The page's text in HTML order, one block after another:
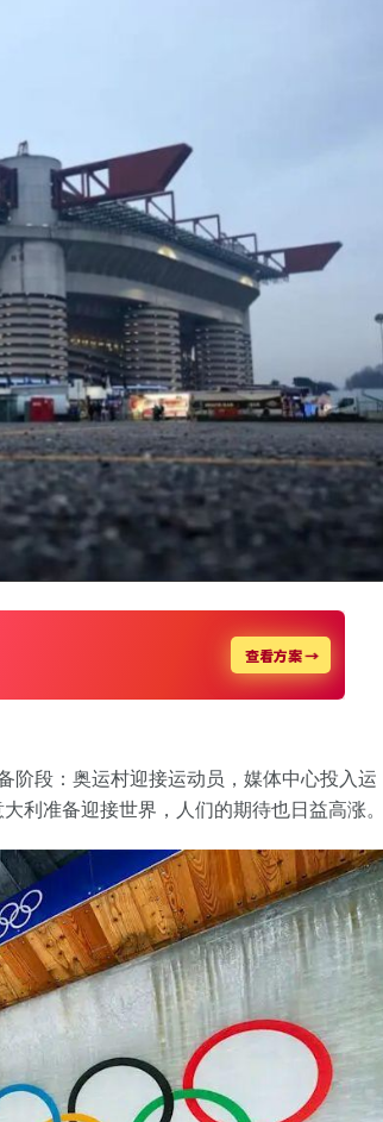
阶段：奥运村迎接运动员，媒体中心投入运
利准备迎接世界，人们的期待也日益高涨。